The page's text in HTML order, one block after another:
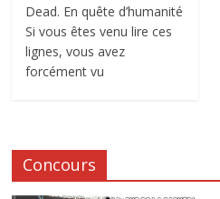
Dead. En quête d’humanité
Si vous êtes venu lire ces
lignes, vous avez
forcément vu
Concours